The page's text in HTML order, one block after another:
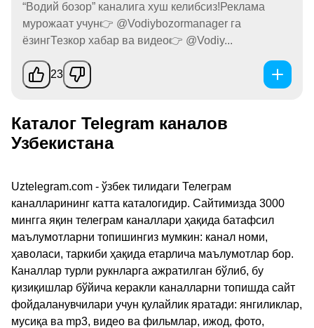
“Водий бозор” каналига хуш келибсиз!Реклама
мурожаат учун👉 @Vodiybozormanager га
ёзингТезкор хабар ва видео👉 @Vodiy...
23
Каталог Telegram каналов
Узбекистана
Uztelegram.com - ўзбек тилидаги Телеграм
каналларининг катта каталогидир. Сайтимизда 3000
мингга яқин телеграм каналлари ҳақида батафсил
маълумотларни топишингиз мумкин: канал номи,
ҳаволаси, таркиби ҳақида етарлича маълумотлар бор.
Каналлар турли рукнларга ажратилган бўлиб, бу
қизиқишлар бўйича керакли каналларни топишда сайт
фойдаланувчилари учун қулайлик яратади: янгиликлар,
мусиқа ва mp3, видео ва фильмлар, ижод, фото,